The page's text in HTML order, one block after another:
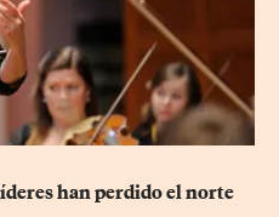
han perdido el norte